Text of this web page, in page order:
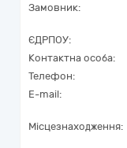
Замовник:
ЄДРПОУ:
Контактна особа:
Телефон:
E-mail:
Місцезнаходження: